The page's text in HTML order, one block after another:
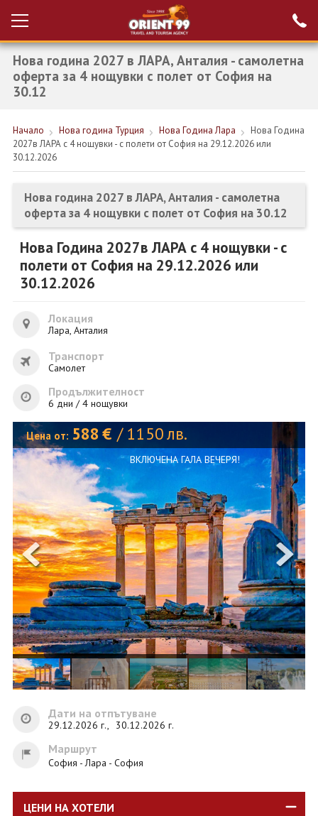
Вход за агенти
Проверка на
резервация
НОВА ГОДИНА ТУРЦИЯ
НОВА ГОДИНА
КРУИЗИ
ЕКЗОТИКА
ЕКСКУРЗИИ
ОЩЕ
ФИРМЕНИ ДОКУМЕНТИ
0700 144 34
ПОСЛЕДВАЙТЕ НИ
Нова година 2027 в ЛАРА, Анталия - самолетна
оферта за 4 нощувки с полет от София на
30.12
Начало Нова година Турция Нова Година Лара
Нова Година
2027в ЛАРА с 4 нощувки - с полети от София на 29.12.2026 или
30.12.2026
Нова година 2027 в ЛАРА, Анталия - самолетна
оферта за 4 нощувки с полет от София на 30.12
Нова Година 2027в ЛАРА с 4 нощувки - с
полети от София на 29.12.2026 или
30.12.2026
Локация
Лара, Анталия
Транспорт
Самолет
Продължителност
6 дни / 4 нощувки
Цена от: 588 € / 1150лв.
ВКЛЮЧЕНА ГАЛА ВЕЧЕРЯ!
Дати на отпътуване
29.12.2026 г., 30.12.2026 г.
Маршрут
София - Лара - София
ЦЕНИ НА ХОТЕЛИ